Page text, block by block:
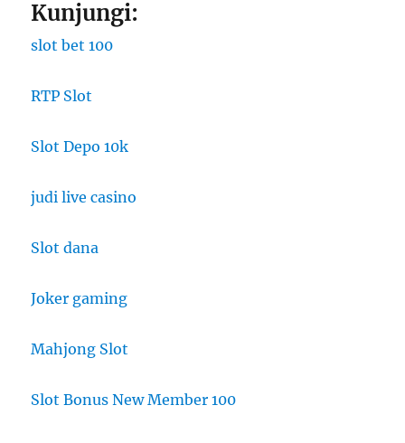
Kunjungi:
slot bet 100
RTP Slot
Slot Depo 10k
judi live casino
Slot dana
Joker gaming
Mahjong Slot
Slot Bonus New Member 100